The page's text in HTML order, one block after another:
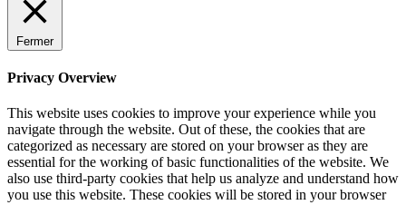
Fermer
Privacy Overview
This website uses cookies to improve your experience while you
navigate through the website. Out of these, the cookies that are
categorized as necessary are stored on your browser as they are
essential for the working of basic functionalities of the website. We
also use third-party cookies that help us analyze and understand how
you use this website. These cookies will be stored in your browser